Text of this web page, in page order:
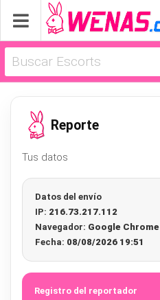
Reporte
Tus datos
Datos del envío
IP: 216.73.217.112
Navegador: Google Chrome
Fecha: 08/08/2026 19:51
Registro del reportador